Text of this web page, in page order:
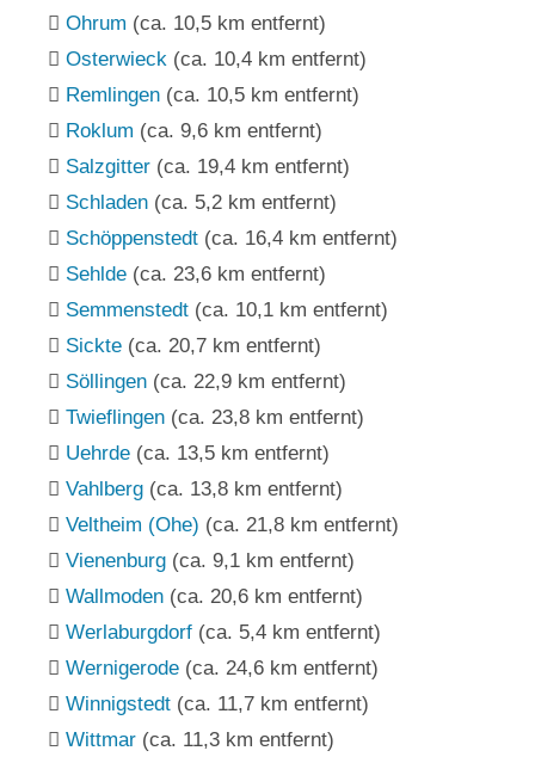
Ohrum (ca. 10,5 km entfernt)
Osterwieck (ca. 10,4 km entfernt)
Remlingen (ca. 10,5 km entfernt)
Roklum (ca. 9,6 km entfernt)
Salzgitter (ca. 19,4 km entfernt)
Schladen (ca. 5,2 km entfernt)
Schöppenstedt (ca. 16,4 km entfernt)
Sehlde (ca. 23,6 km entfernt)
Semmenstedt (ca. 10,1 km entfernt)
Sickte (ca. 20,7 km entfernt)
Söllingen (ca. 22,9 km entfernt)
Twieflingen (ca. 23,8 km entfernt)
Uehrde (ca. 13,5 km entfernt)
Vahlberg (ca. 13,8 km entfernt)
Veltheim (Ohe) (ca. 21,8 km entfernt)
Vienenburg (ca. 9,1 km entfernt)
Wallmoden (ca. 20,6 km entfernt)
Werlaburgdorf (ca. 5,4 km entfernt)
Wernigerode (ca. 24,6 km entfernt)
Winnigstedt (ca. 11,7 km entfernt)
Wittmar (ca. 11,3 km entfernt)